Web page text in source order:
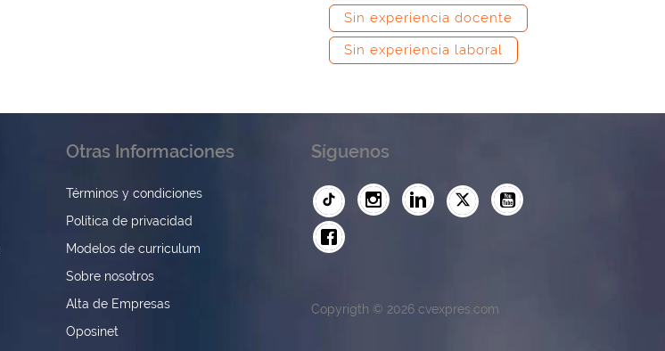
Sin experiencia docente
Sin experiencia laboral
Otras Informaciones
Términos y condiciones
Política de privacidad
Modelos de curriculum
Sobre nosotros
Alta de Empresas
Oposinet
Síguenos
Copyrigth © 2026 cvexpres.com